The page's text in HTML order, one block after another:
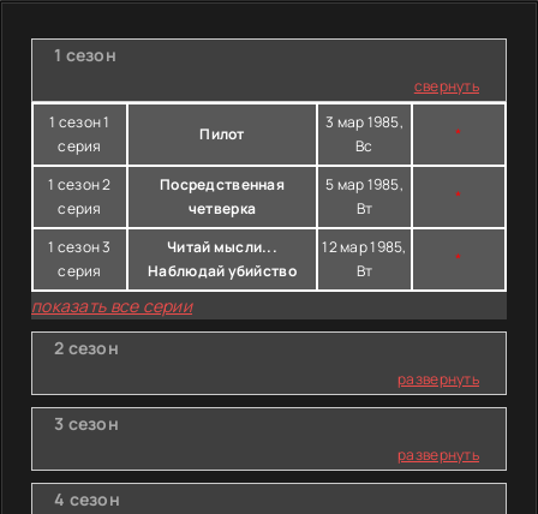
1 сезон
свернуть
1 сезон 1
серия
Пилот
3 мар 1985,
Вс
*
1 сезон 2
серия
Посредственная
четверка
5 мар 1985,
Вт
*
1 сезон 3
серия
Читай мысли...
Наблюдай убийство
12 мар 1985,
Вт
*
показать все серии
2 сезон
развернуть
3 сезон
развернуть
4 сезон